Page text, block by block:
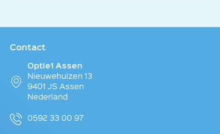
Contact
Optie1 Assen
Nieuwehuizen 13
9401 JS Assen
Nederland
0592 33 00 97